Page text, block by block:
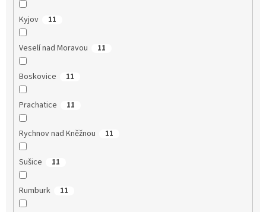
Kyjov 11
Veselí nad Moravou 11
Boskovice 11
Prachatice 11
Rychnov nad Kněžnou 11
Sušice 11
Rumburk 11